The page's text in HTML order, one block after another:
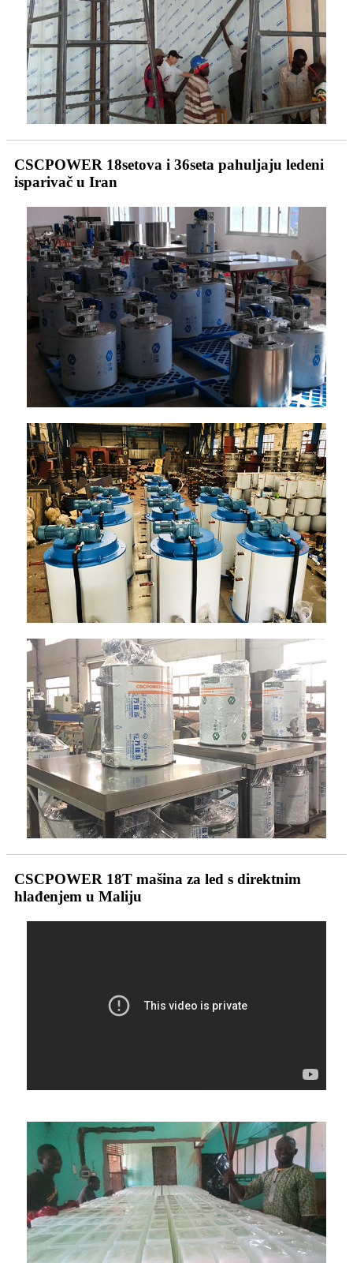
CSCPOWER 18setova i 36seta pahuljaju ledeni
isparivač u Iran
CSCPOWER 18T mašina za led s direktnim
hlađenjem u Maliju